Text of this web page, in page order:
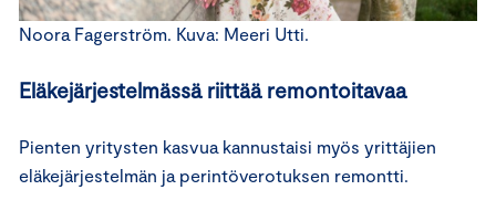
Noora Fagerström. Kuva: Meeri Utti.
Eläkejärjestelmässä riittää remontoitavaa
Pienten yritysten kasvua kannustaisi myös yrittäjien
eläkejärjestelmän ja perintöverotuksen remontti.